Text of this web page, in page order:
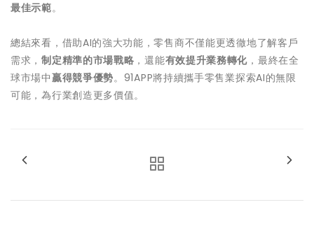
最佳示範。
總結來看，借助AI的強大功能，零售商不僅能更透徹地了解客戶
需求，制定精準的市場戰略 ，還能有效提升業務轉化 ，最終在全
球市場中贏得競爭優勢。91APP將持續攜手零售業探索AI的無限
可能，為行業創造更多價值。